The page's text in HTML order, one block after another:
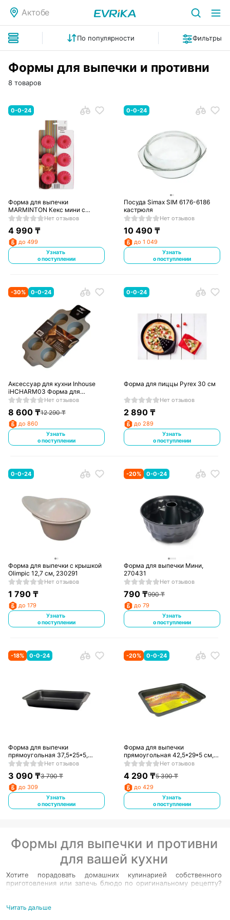
Актобе
По популярности Фильтры
Формы для выпечки и противни
8 товаров
0-0-24
Форма для выпечки
MARMINTON Кекс мини с
отверстиемНет отзывов
4 990₸
до 499
Узнать
о поступлении
0-0-24
Посуда Simax SIM 6176-6186
кастрюля
Нет отзывов
10 490 ₸
до 1 049
Узнать
о поступлении
-30% 0-0-24
Аксессуар для кухни Inhouse
iHCHARM03 Форма для
выпечки
Нет отзывов
8 600₸12 290₸
до 860
Узнать
о поступлении
0-0-24
Форма для пиццы Pyrex 30 см
Нет отзывов
2 890 ₸
до 289
Узнать
о поступлении
0-0-24
Форма для выпечки с крышкой
Olimpic 12,7 см, 230291
Нет отзывов
1 790₸
до 179
Узнать
о поступлении
-20% 0-0-24
Форма для выпечки Мини,
270431
Нет отзывов
790 ₸990₸
до 79
Узнать
о поступлении
-18% 0-0-24
Форма для выпечки
прямоугольная 37,5*25*5,
390133
Нет отзывов
3 090₸3 790₸
до 309
Узнать
о поступлении
-20% 0-0-24
Форма для выпечки
прямоугольная 42,5*29*5 см,
390134
Нет отзывов
4 290 ₸5 390₸
до 429
Узнать
о поступлении
Формы для выпечки и противни
для вашей кухни
Хотите порадовать домашних кулинарией собственного
приготовления или запечь блюдо по оригинальному рецепту?
керамические, стеклянные, бумажные или силиконовые
Читать дальше